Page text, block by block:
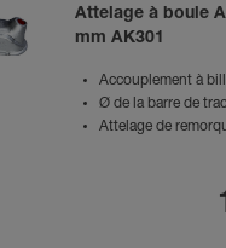
Attelage à boule
mm AK301
Accouplement à
Ø de la barre de
Attelage de